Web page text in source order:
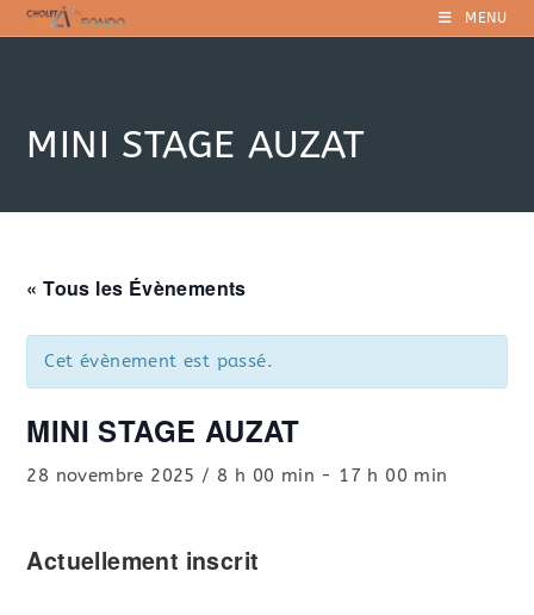
Skip
to
MENU
MINI STAGE AUZAT
« Tous les Évènements
Cet évènement est passé.
MINI STAGE AUZAT
28 novembre 2025 / 8 h 00 min - 17 h 00 min
Actuellement inscrit